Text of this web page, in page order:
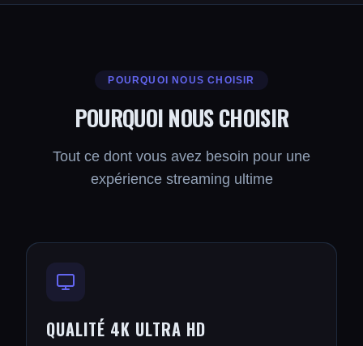
POURQUOI NOUS CHOISIR
POURQUOI NOUS CHOISIR
Tout ce dont vous avez besoin pour une
expérience streaming ultime
QUALITÉ 4K ULTRA HD